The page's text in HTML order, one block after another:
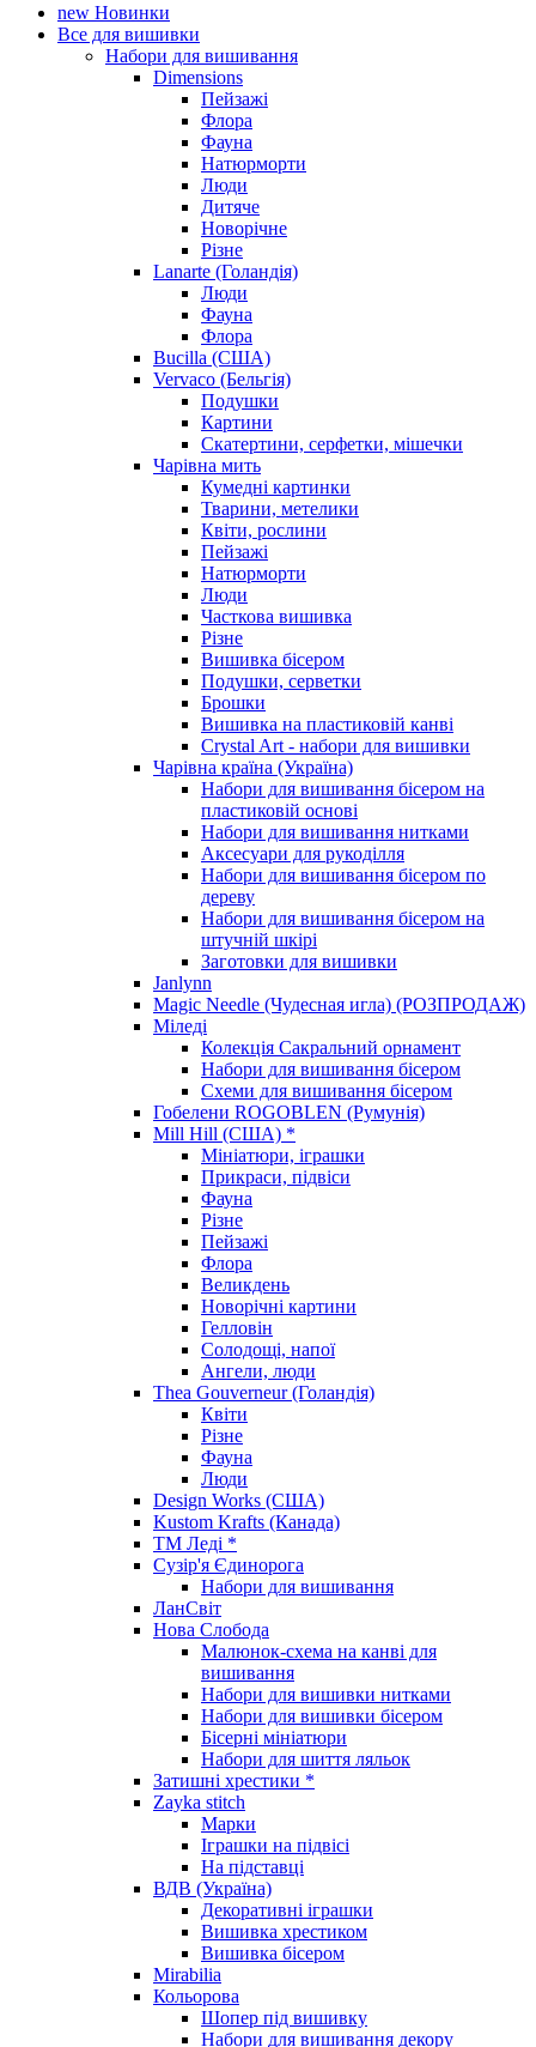
new Новинки
Все для вишивки
Набори для вишивання
Dimensions
Пейзажі
Флора
Фауна
Натюрморти
Люди
Дитяче
Новорічне
Різне
Lanarte (Голандія)
Люди
Фауна
Флора
Bucilla (США)
Vervaco (Бельгія)
Подушки
Картини
Скатертини, серфетки, мішечки
Чарiвна мить
Кумедні картинки
Тварини, метелики
Квіти, рослини
Пейзажі
Натюрморти
Люди
Часткова вишивка
Різне
Вишивка бісером
Подушки, серветки
Брошки
Вишивка на пластиковій канві
Crystal Art - набори для вишивки
Чарівна країна (Україна)
Набори для вишивання бісером на
пластиковій основі
Набори для вишивання нитками
Аксесуари для рукоділля
Набори для вишивання бісером по
дереву
Набори для вишивання бісером на
штучній шкірі
Заготовки для вишивки
Janlynn
Magic Needle (Чудесная игла) (РОЗПРОДАЖ)
Міледі
Колекція Сакральний орнамент
Набори для вишивання бісером
Схеми для вишивання бісером
Гобелени ROGOBLEN (Румунія)
Mill Hill (США) *
Мініатюри, іграшки
Прикраси, підвіси
Фауна
Різне
Пейзажі
Флора
Великдень
Новорічні картини
Гелловін
Солодощі, напої
Ангели, люди
Thea Gouverneur (Голандія)
Квіти
Різне
Фауна
Люди
Design Works (США)
Kustom Krafts (Канада)
ТМ Леді *
Сузір'я Єдинорога
Набори для вишивання
ЛанСвіт
Нова Слобода
Малюнок-схема на канві для
вишивання
Набори для вишивки нитками
Набори для вишивки бісером
Бісерні мініатюри
Набори для шиття ляльок
Затишні хрестики *
Zayka stitch
Марки
Іграшки на підвісі
На підставці
ВДВ (Україна)
Декоративні іграшки
Вишивка хрестиком
Вишивка бісером
Mirabilia
Кольорова
Шопер під вишивку
Набори для вишивання декору